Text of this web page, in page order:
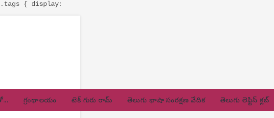
{ display:
గ్రంథాలయం టెక్ గురు రామ్ తెలుగు భాషా సంరక్షణ వేదిక తెలుగు లెఫ్టిస్ క్లబ్